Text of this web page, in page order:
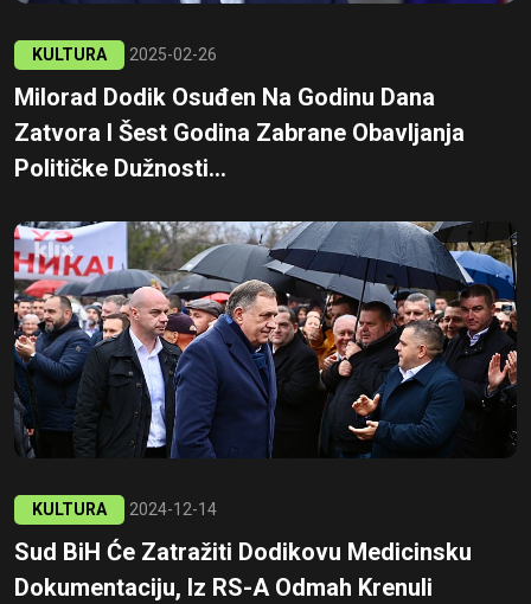
KULTURA 2025-02-26
Milorad Dodik Osuđen Na Godinu Dana
Zatvora I Šest Godina Zabrane Obavljanja
Političke Dužnosti...
KULTURA 2024-12-14
Sud BiH Će Zatražiti Dodikovu Medicinsku
Dokumentaciju, Iz RS-A Odmah Krenuli